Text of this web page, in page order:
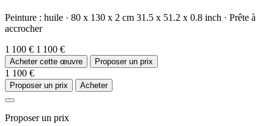
Peinture : huile · 80 x 130 x 2 cm 31.5 x 51.2 x 0.8 inch · Prête à
accrocher
1 100 € 1 100 €
Acheter cette œuvre Proposer un prix
1 100 €
Proposer un prix Acheter
Proposer un prix